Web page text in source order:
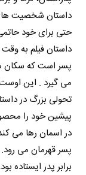
داستان شخصیت
حتی برای خود
داستان فیلم به
پسر است که سکان
می گیرد . این
تحولی بزرگ در
پیشین خود را
در اسمان رها می
پسر قهرمان می
برابر پدر ایستاده